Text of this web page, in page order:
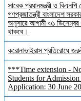
সাবেক প্রধানমন্ত্রী ও বিএনপি
গণপ্রজাতন্ত্রী বাংলাদেশ
অনুসারে আগামী ৩১ ডিসেম্বর
থাকবে।
করোনাভাইরাস প্রতিরোধে
***Time extension -
Students for
Application: 30 June